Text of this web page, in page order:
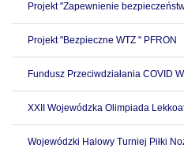
Projekt "Zapewnienie
Projekt "Bezpieczne WTZ " PFRON
Fundusz Przeciwdziałania COVID
XXII Wojewódzka Olimpiada
Wojewódzki Halowy Turniej Piłki